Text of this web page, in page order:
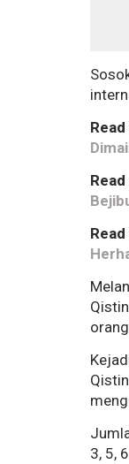
3, 5,